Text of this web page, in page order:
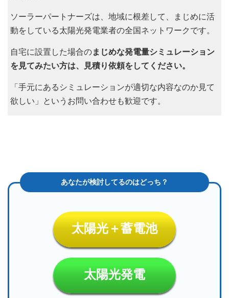
ソーラーパートナーズは、地域に根差して、まじめに活
動をしている太陽光発電業者の全国ネットワークです。
自宅に設置した場合のまじめな発電量シミュレーション
を見てみたい方は、見積り依頼をしてください。
「手元にあるシミュレーションが適切な内容なのか見て
欲しい」というお問い合わせも歓迎です。
太陽光＋蓄電池
太陽光発電